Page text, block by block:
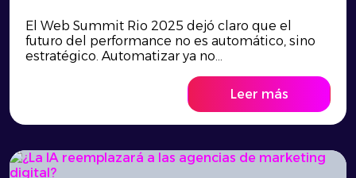
El Web Summit Rio 2025 dejó claro que el
futuro del performance no es automático, sino
estratégico. Automatizar ya no...
Leer más